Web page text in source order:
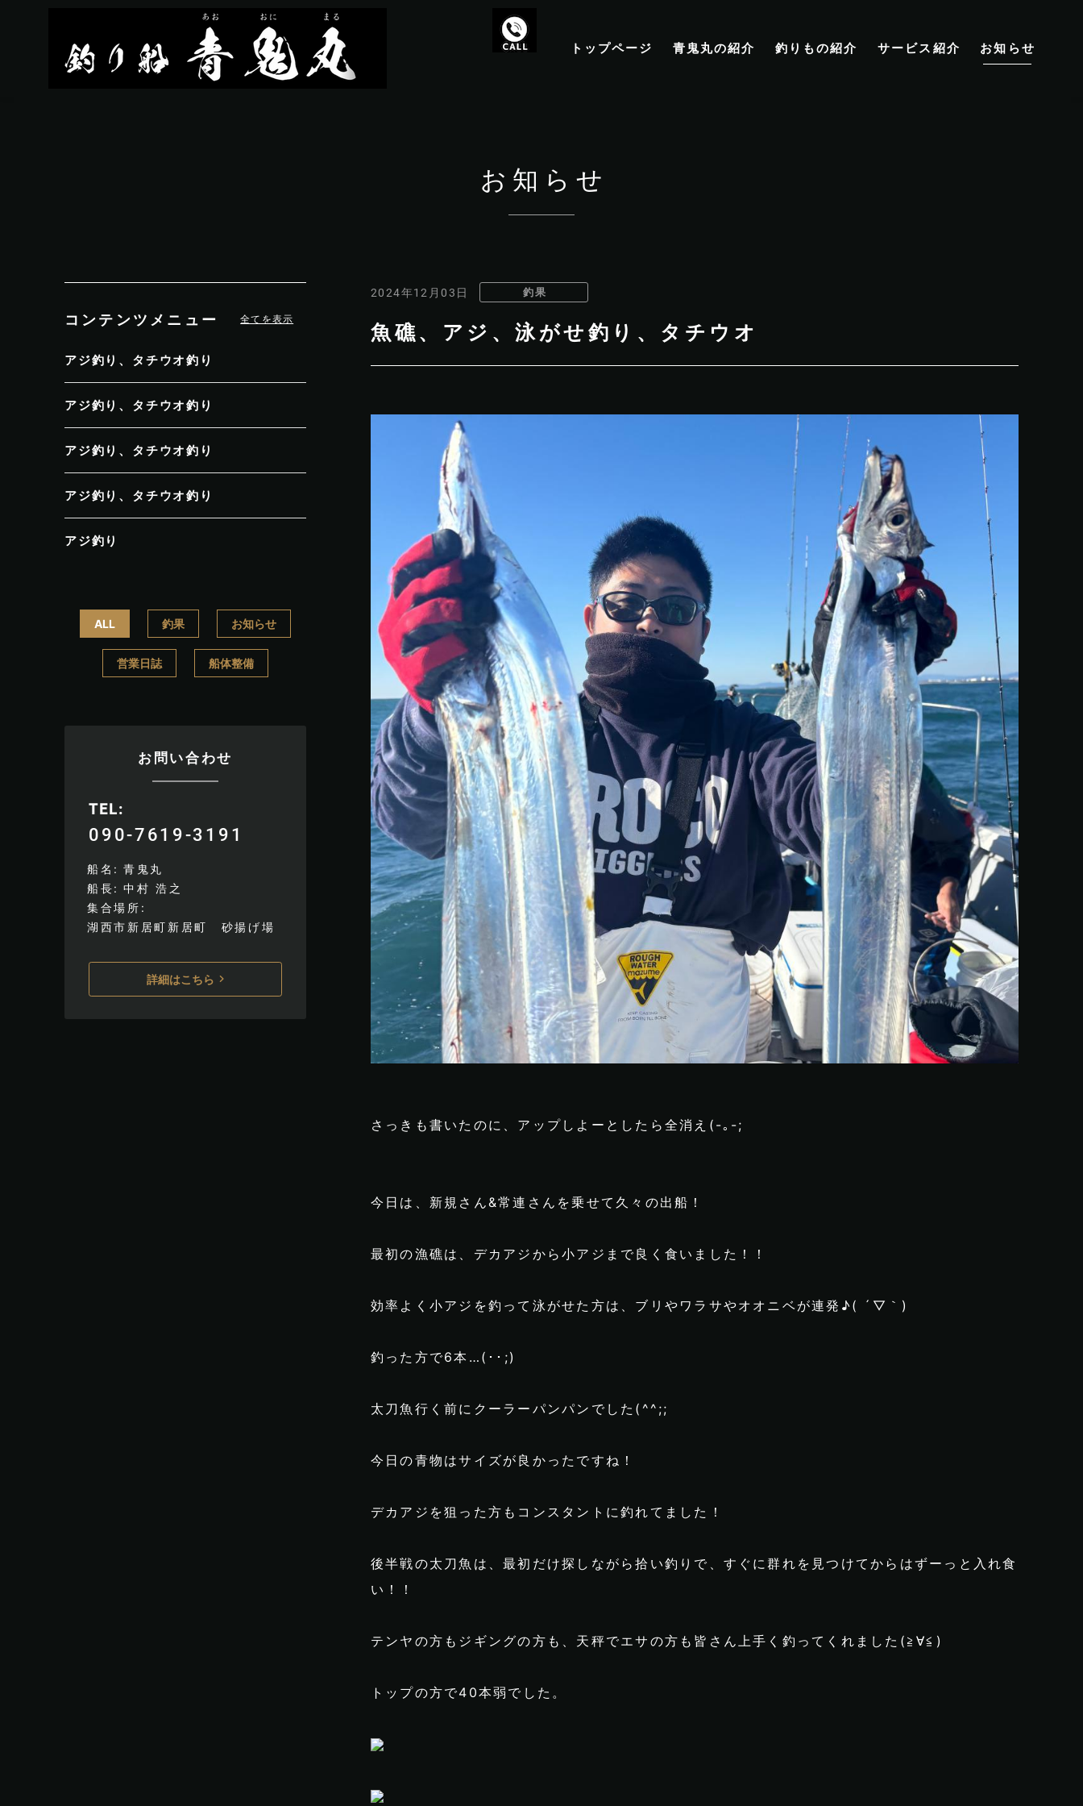
トップページ 青鬼丸の紹介 釣りもの紹介 サービス紹介 お知らせ
お知らせ
2024年12月03日 釣果
魚礁、アジ、泳がせ釣り、タチウオ
さっきも書いたのに、アップしよーとしたら全消え(-｡-;
今日は、新規さん&常連さんを乗せて久々の出船！
最初の漁礁は、デカアジから小アジまで良く食いました！！
効率よく小アジを釣って泳がせた方は、ブリやワラサやオオニベが連発♪( ´▽｀)
釣った方で6本…(･･;)
太刀魚行く前にクーラーパンパンでした(^^;;
今日の青物はサイズが良かったですね！
デカアジを狙った方もコンスタントに釣れてました！
後半戦の太刀魚は、最初だけ探しながら拾い釣りで、すぐに群れを見つけてからはずーっと入れ食
い！！
テンヤの方もジギングの方も、天秤でエサの方も皆さん上手く釣ってくれました(≧∀≦)
トップの方で40本弱でした。
コンテンツメニュー 全てを表示
アジ釣り、タチウオ釣り
アジ釣り、タチウオ釣り
アジ釣り、タチウオ釣り
アジ釣り、タチウオ釣り
アジ釣り
ALL 釣果 お知らせ
営業日誌 船体整備
お問い合わせ
TEL
090-7619-3191
船名
青鬼丸
船長
中村 浩之
集合場所
湖西市新居町新居町 砂揚げ場
詳細はこちら